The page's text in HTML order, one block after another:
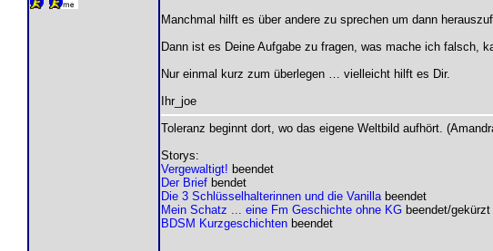
Manchmal hilft es über andere zu sprechen um dann
Dann ist es Deine Aufgabe zu fragen, was mache ich falsch,
Nur einmal kurz zum überlegen … vielleicht hilft es Dir.
Ihr_joe
Toleranz beginnt dort, wo das eigene Weltbild aufhört.
Storys:
Vergewaltigt! beendet
Der Brief bendet
Die 3 Schlüsselhalterinnen und die Vanillabeendet
Mein Schatz ... eine Fm Geschichte ohne KG beendet/gekürzt
BDSM Kurzgeschichten beendet